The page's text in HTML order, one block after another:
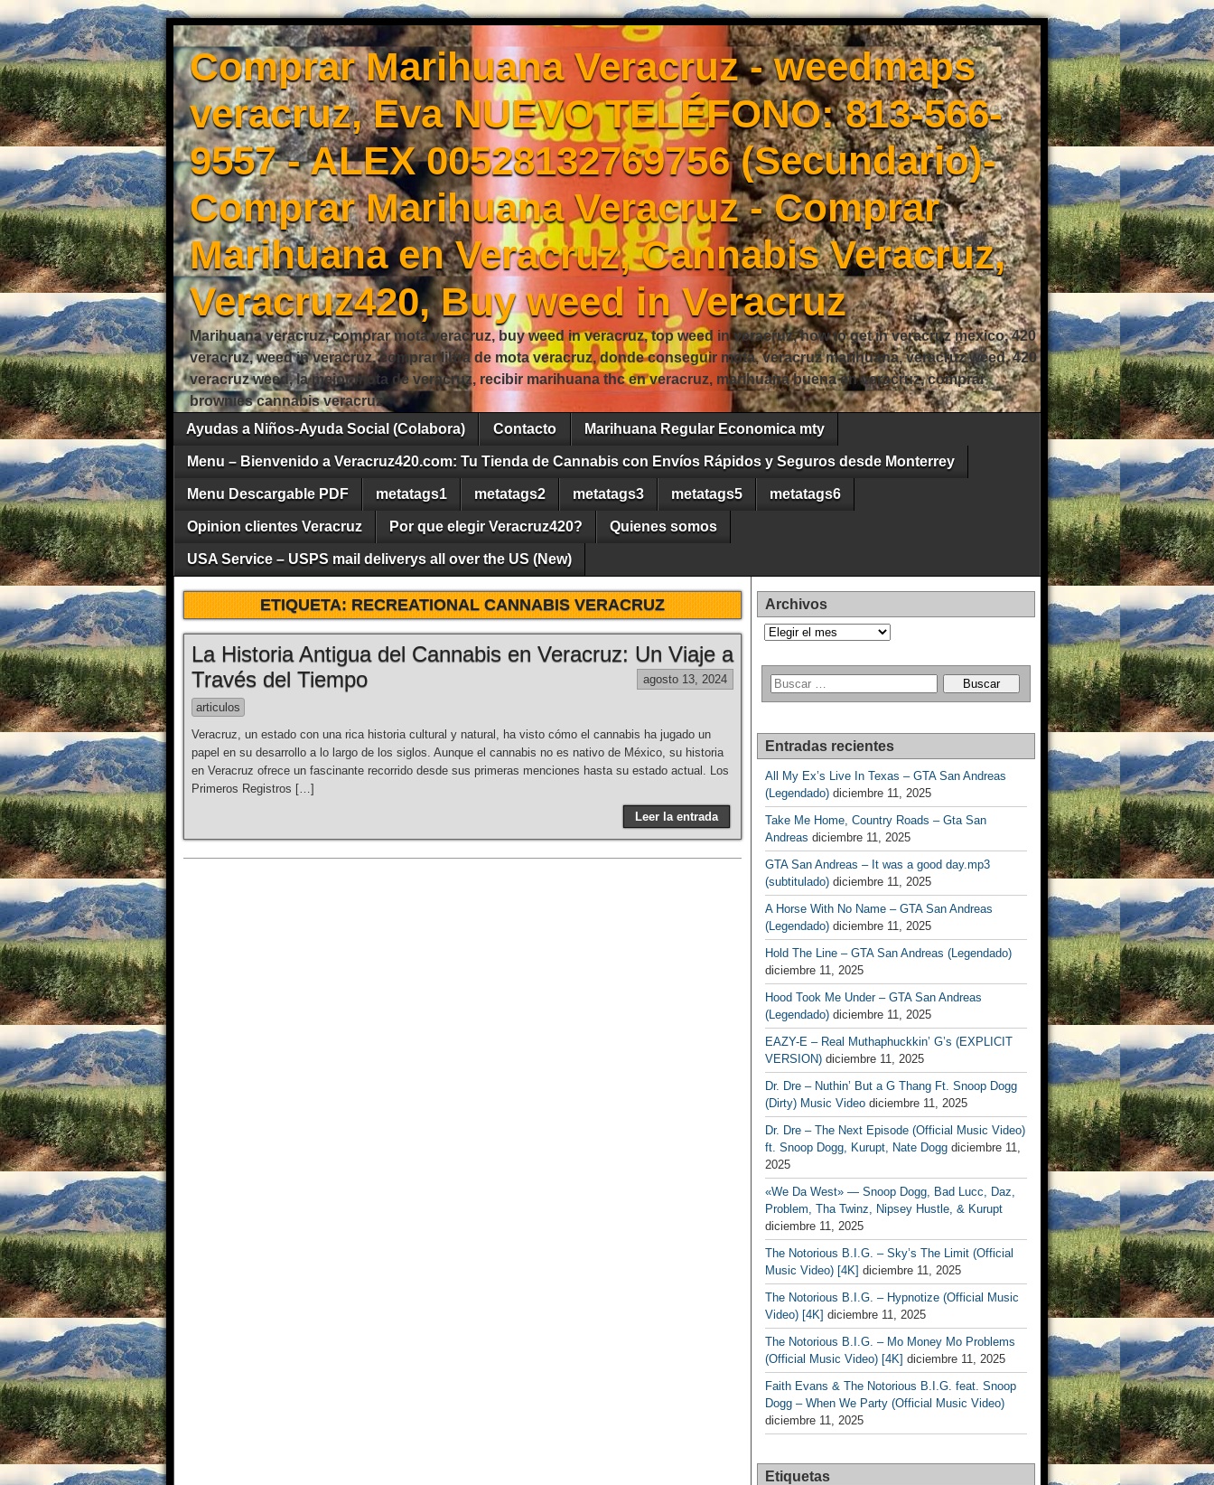
Comprar Marihuana Veracruz - weedmaps
veracruz, Eva NUEVO TELÉFONO: 813-566-
9557 - ALEX 00528132769756 (Secundario)-
Comprar Marihuana Veracruz - Comprar
Marihuana en Veracruz, Cannabis Veracruz,
Veracruz420, Buy weed in Veracruz
Marihuana veracruz, comprar mota veracruz, buy weed in veracruz, top weed in veracruz, how to get in veracruz mexico, 420
veracruz, weed in veracruz, comprar libra de mota veracruz, donde conseguir mota, veracruz marihuana, veracruz weed, 420
veracruz weed, la mejor mota de veracruz, recibir marihuana thc en veracruz, marihuana buena en veracruz, comprar
brownies cannabis veracruz
Ayudas a Niños-Ayuda Social (Colabora)
Contacto Marihuana Regular Economica mty
Menu – Bienvenido a Veracruz420.com: Tu Tienda de Cannabis con Envíos Rápidos y Seguros desde Monterrey
Menu Descargable PDF metatags1 metatags2 metatags3 metatags5 metatags6
Opinion clientes Veracruz Por que elegir Veracruz420? Quienes somos
USA Service – USPS mail deliverys all over the US (New)
ETIQUETA:RECREATIONAL CANNABIS VERACRUZ
La Historia Antigua del Cannabis en Veracruz: Un Viaje a
Través del Tiempo
agosto 13, 2024
articulos
Veracruz, un estado con una rica historia cultural y natural, ha visto cómo el cannabis ha jugado un
papel en su desarrollo a lo largo de los siglos. Aunque el cannabis no es nativo de México, su historia
en Veracruz ofrece un fascinante recorrido desde sus primeras menciones hasta su estado actual. Los
Primeros Registros […]
Leer la entrada
Archivos
Archivos
Entradas recientes
All My Ex’s Live In Texas – GTA San Andreas
(Legendado) diciembre 11, 2025
Take Me Home, Country Roads – Gta San
Andreas diciembre 11, 2025
GTA San Andreas – It was a good day.mp3
(subtitulado) diciembre 11, 2025
A Horse With No Name – GTA San Andreas
(Legendado) diciembre 11, 2025
Hold The Line – GTA San Andreas (Legendado)
diciembre 11, 2025
Hood Took Me Under – GTA San Andreas
(Legendado) diciembre 11, 2025
EAZY-E – Real Muthaphuckkin’ G’s (EXPLICIT
VERSION) diciembre 11, 2025
Dr. Dre – Nuthin’ But a G Thang Ft. Snoop Dogg
(Dirty) Music Video diciembre 11, 2025
Dr. Dre – The Next Episode (Official Music Video)
ft. Snoop Dogg, Kurupt, Nate Dogg diciembre 11,
2025
«We Da West» — Snoop Dogg, Bad Lucc, Daz,
Problem, Tha Twinz, Nipsey Hustle, & Kurupt
diciembre 11, 2025
The Notorious B.I.G. – Sky’s The Limit (Official
Music Video) [4K] diciembre 11, 2025
The Notorious B.I.G. – Hypnotize (Official Music
Video) [4K] diciembre 11, 2025
The Notorious B.I.G. – Mo Money Mo Problems
(Official Music Video) [4K] diciembre 11, 2025
Faith Evans & The Notorious B.I.G. feat. Snoop
Dogg – When We Party (Official Music Video)
diciembre 11, 2025
Etiquetas